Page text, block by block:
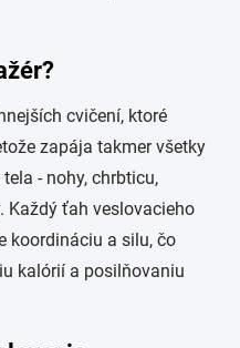
cvičení, ktoré
zapája takmer všetky
- nohy, chrbticu,
Každý ťah veslovacieho
koordináciu a silu, čo
kalórií a posilňovaniu